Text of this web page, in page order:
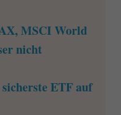
MSCI World
nicht
ETF auf